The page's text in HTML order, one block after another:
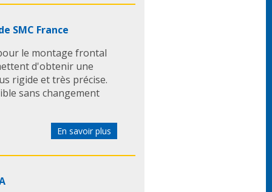
SMC France
le montage frontal
d'obtenir une
rigide et très précise.
sans changement
En savoir plus